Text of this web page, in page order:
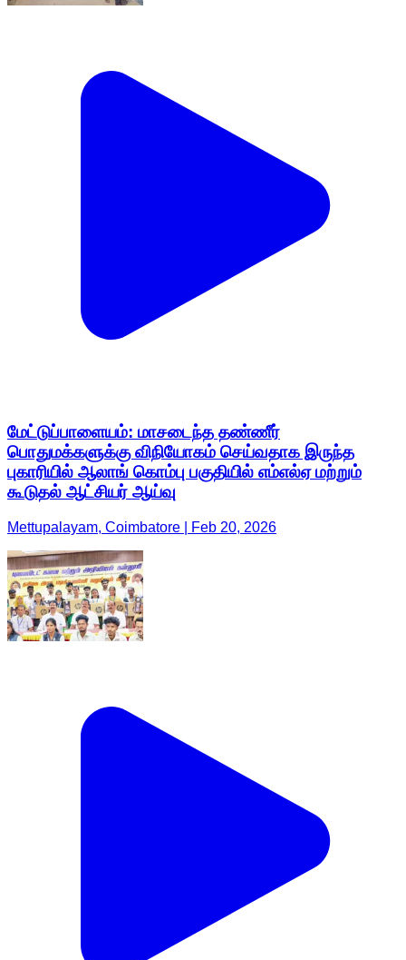
மேட்டுப்பாளையம்: மாசடைந்த தண்ணீர்
பொதுமக்களுக்கு விநியோகம் செய்வதாக இருந்த
புகாரியில் ஆலாங் கொம்பு பகுதியில் எம்எல்ஏ மற்றும்
கூடுதல் ஆட்சியர் ஆய்வு
Mettupalayam, Coimbatore | Feb 20, 2026